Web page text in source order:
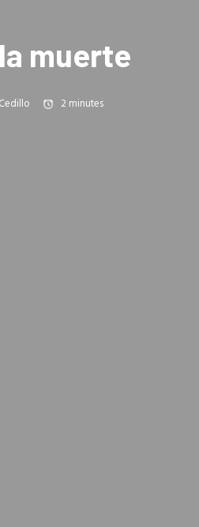
muerte
2 minutes